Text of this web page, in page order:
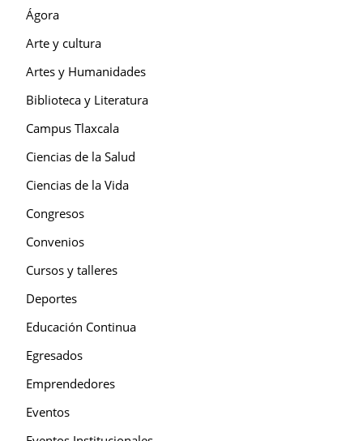
Ágora
Arte y cultura
Artes y Humanidades
Biblioteca y Literatura
Campus Tlaxcala
Ciencias de la Salud
Ciencias de la Vida
Congresos
Convenios
Cursos y talleres
Deportes
Educación Continua
Egresados
Emprendedores
Eventos